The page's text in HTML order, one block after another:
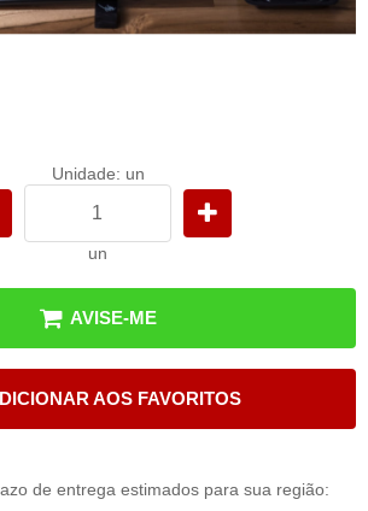
Unidade: un
un
AVISE-ME
AOS FAVORITOS
de entrega estimados para sua região: